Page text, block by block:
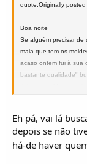
quote:Originally
Boa noite
Se alguém precisar de
maia que tem os
acaso ontem fui à sua
bastante qualidade"
tinha os moldes para
Ummabraço
Eh pá, vai lá
depois se não
há-de haver